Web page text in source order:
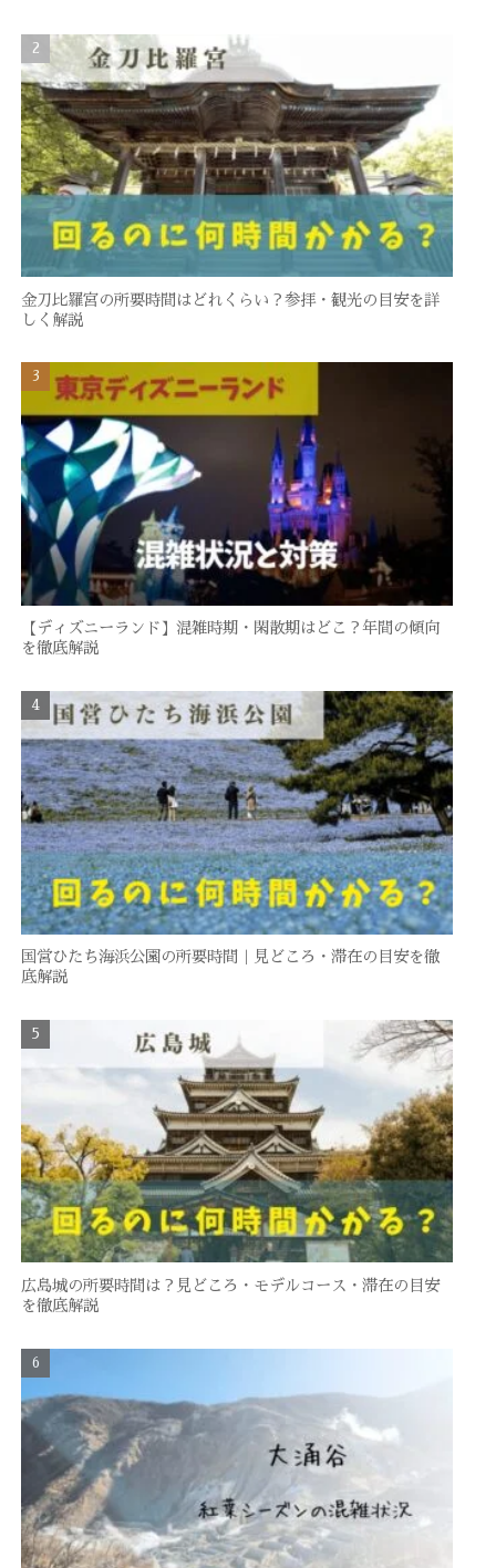
金刀比羅宮の所要時間はどれくらい？参拝・観光の目安を詳
しく解説
【ディズニーランド】混雑時期・閑散期はどこ？年間の傾向
を徹底解説
国営ひたち海浜公園の所要時間｜見どころ・滞在の目安を徹
底解説
広島城の所要時間は？見どころ・モデルコース・滞在の目安
を徹底解説